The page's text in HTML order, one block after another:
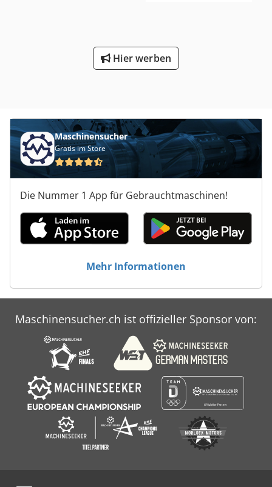
Hier werben
Maschinensucher
Gratis im Store
Die Nummer 1 App für Gebrauchtmaschinen!
Mehr Informationen
Maschinensucher.ch ist offizieller Sponsor von: